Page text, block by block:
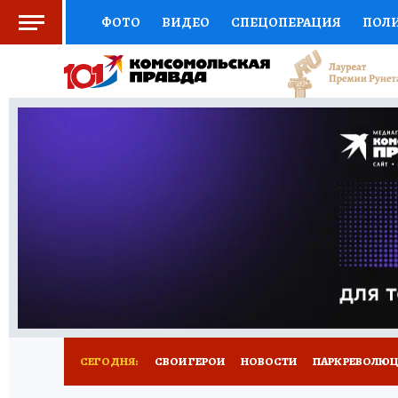
ФОТО ВИДЕО СПЕЦОПЕРАЦИЯ
СОЦПОДДЕРЖКА НАУКА СПОРТ
ВЫБОР ЭКСПЕРТОВ ДОКТОР
ПРОГНОЗЫ НА СПОРТ
СЕГОДНЯ: СВОИ ГЕРОИ НОВОСТИ ПАРК